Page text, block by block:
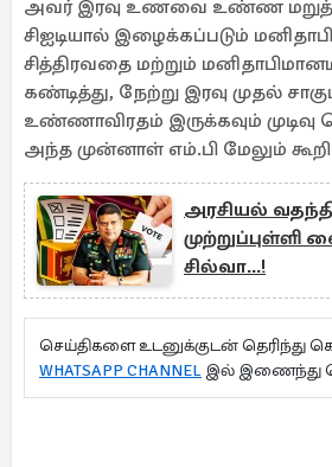
அவர் இரவு உணவை உண்ண
சிஐடியால் இழைக்கப்படும்
சித்திரவதை மற்றும்
கண்டித்து, நேற்று இரவு முதல்
உண்ணாவிரதம் இருக்கவும் முடிவு
அந்த முன்னாள் எம்.பி மேலும்
அரசியல்
முற்றுப்புள்ளி
சில்வா...!
செய்திகளை உடனுக்குடன் தெரிந்து
WHATSAPP CHANNEL இல் இணைந்து